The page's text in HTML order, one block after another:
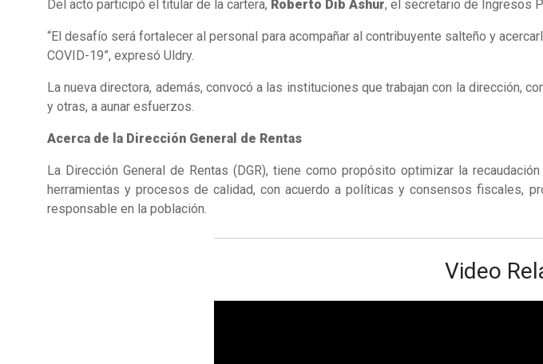
Del acto participó el titular de la cartera, Roberto Dib Ashur, el secretario de Ingresos
“El desafío será fortalecer al personal para acompañar al contribuyente salteño y
COVID-19”, expresó Uldry.
La nueva directora, además, convocó a las instituciones que trabajan con la dirección,
y otras, a aunar esfuerzos.
Acerca de la Dirección General de Rentas
La Dirección General de Rentas (DGR), tiene como propósito optimizar la
herramientas y procesos de calidad, con acuerdo a políticas y consensos fiscales,
responsable en la población.
Video